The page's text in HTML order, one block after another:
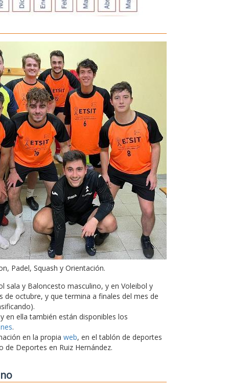
Padel, Squash y Orientación.
sala y Baloncesto masculino, y en Voleibol y
octubre, y que termina a finales del mes de
en ella también están disponibles los
.
en la propia web, en el tablón de deportes
de Deportes en Ruiz Hernández.